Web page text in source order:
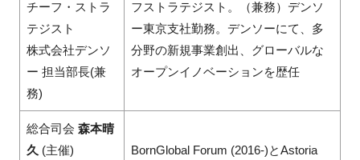
チーフ・ストラ
テジスト
株式会社デンソ
ー 担当部長(兼
務)
フストラテジスト。（兼務）デンソ
ー東京支社勤務。デンソーにて、多
分野の新規事業創出、グローバルな
オープンイノベーションを歴任
総合司会 森本晴
久 (主催)
BornGlobal Forum (2016-)とAstoria